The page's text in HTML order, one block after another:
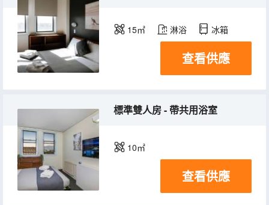
15㎡ 淋浴 冰箱
查看供應
標準雙人房 - 帶共用浴室
10㎡
查看供應